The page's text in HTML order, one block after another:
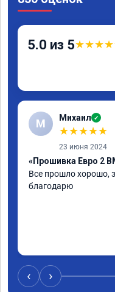
5.0 из 5★★★★
М Михаил ✓
★★★★★
23 июня 2024
«Прошивка Евро 2
Все прошло хорошо,
благодарю
‹ ›